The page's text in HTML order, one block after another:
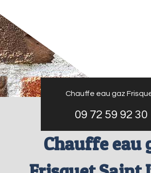
Chauffe eau gaz
09 72 59 92 30
Chauffe eau